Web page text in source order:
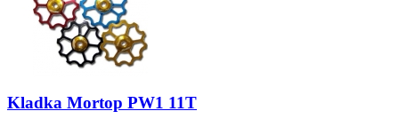
Kladka Mortop PW1 11T